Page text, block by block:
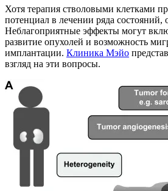
Хотя терапия стволовыми клетками
потенциал в лечении ряда состояний,
Неблагоприятные эффекты могут
развитие опухолей и возможность
имплантации. Клиника Мэйо
взгляд на эти вопросы.